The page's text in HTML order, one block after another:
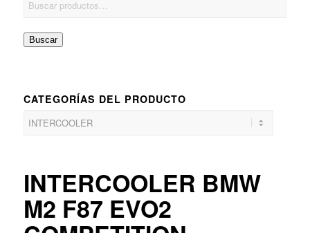
Buscar
CATEGORÍAS DEL PRODUCTO
INTERCOOLER BMW
M2 F87 EVO2